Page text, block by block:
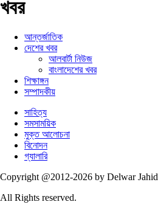
খবর
আন্তর্জাতিক
দেশের খবর
আলবার্টা নিউজ
বাংলাদেশের খবর
শিক্ষাঙ্গন
সম্পাদকীয়
সাহিত্য
সমসাময়িক
মুক্ত আলোচনা
বিনোদন
গ্যালারি
Copyright @2012-2026 by Delwar Jahid
All Rights reserved.